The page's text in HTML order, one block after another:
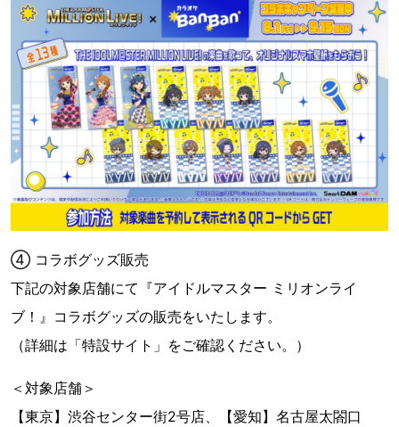
④ コラボグッズ販売
下記の対象店舗にて『アイドルマスター ミリオンライ
ブ！』コラボグッズの販売をいたします。
（詳細は「特設サイト」をご確認ください。）
＜対象店舗＞
【東京】渋谷センター街2号店、【愛知】名古屋太閤口